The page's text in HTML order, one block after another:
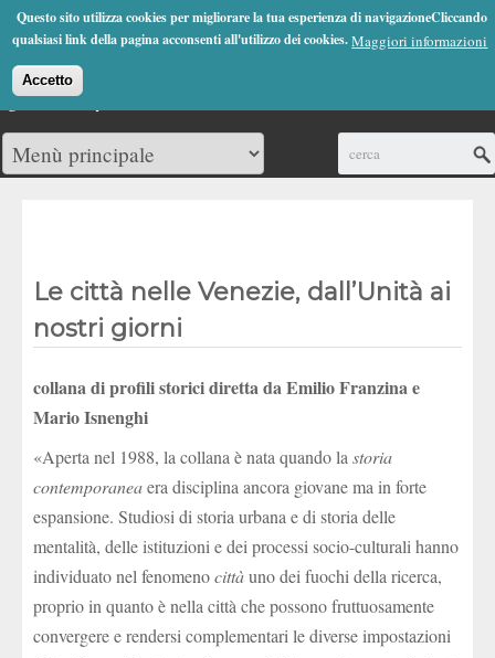
Questo sito utilizza cookies per migliorare la tua esperienza di navigazioneCliccando
qualsiasi link della pagina acconsenti all'utilizzo dei cookies.Maggiori informazioni
Accetto
Jump to Navigation
(0)
Le città nelle Venezie, dall’Unità ai
nostri giorni
collana di profili storici diretta da Emilio Franzina e
Mario Isnenghi
«Aperta nel 1988, la collana è nata quando la storia
contemporaneaera disciplina ancora giovane ma in forte
espansione. Studiosi di storia urbana e di storia delle
mentalità, delle istituzioni e dei processi socio-culturali hanno
individuato nel fenomenocittàuno dei fuochi della ricerca,
proprio in quanto è nella città che possono fruttuosamente
convergere e rendersi complementari le diverse impostazioni